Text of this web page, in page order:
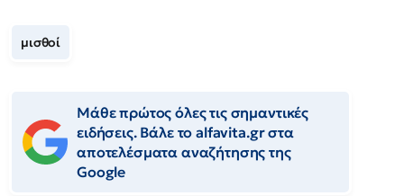
μισθοί
Μάθε πρώτος όλες τις σημαντικές
ειδήσεις. Βάλε το alfavita.gr στα
αποτελέσματα αναζήτησης της
Google